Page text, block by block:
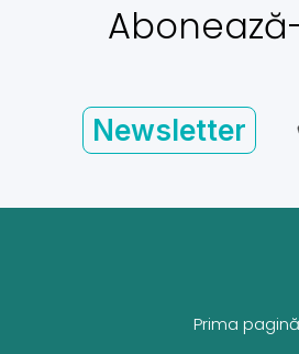
Newsletter
Prima pagină